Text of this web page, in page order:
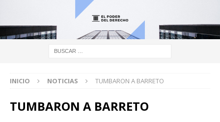
INICIO NOTICIAS TUMBARON A BARRETO
TUMBARON A BARRETO